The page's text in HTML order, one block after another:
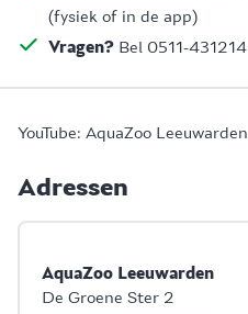
(fysiek of in de app)
Vragen? Bel 0511-431214
YouTube: AquaZoo Leeuwarden
Adressen
AquaZoo Leeuwarden
De Groene Ster 2